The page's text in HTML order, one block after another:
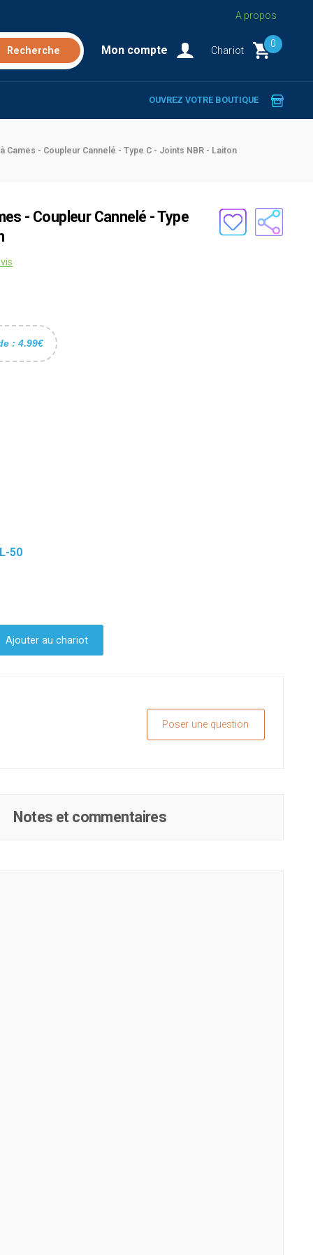
A propos
Mon compte Chariot
0
OUVREZ VOTRE BOUTIQUE
Cames - Coupleur Cannelé - Type C - Joints NBR - Laiton
- Coupleur Cannelé - Type
: 4.99€
50
Ajouter au chariot
Poser une question
Notes et commentaires